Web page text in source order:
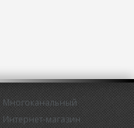
Многоканальный
Интернет-магазин